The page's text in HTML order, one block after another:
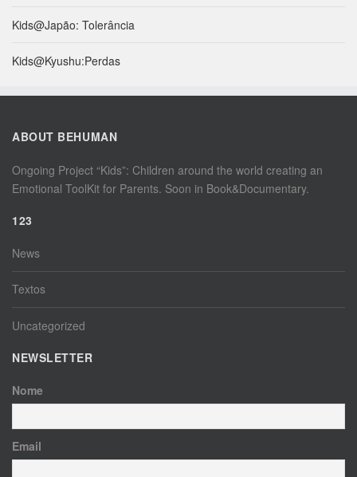
Kids@Japão: Tolerância
Kids@Kyushu:Perdas
ABOUT BEHUMAN
Ongoing Project “Kids”: Children around the world creating an
Emotional ToolKit for Parents. Soon in Book&Documentary.
123
News
Textos
Uncategorized
NEWSLETTER
Nome
Email